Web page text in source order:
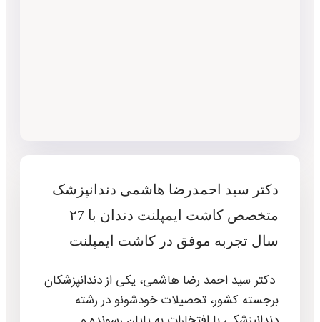
دکتر سید احمدرضا هاشمی دندانپزشک
متخصص کاشت ایمپلنت دندان با ۲7
سال تجربه موفق در کاشت ایمپلنت
دکتر سید احمد رضا هاشمی، یکی از دندانپزشکان
برجسته کشور، تحصیلات خودشونو در رشته